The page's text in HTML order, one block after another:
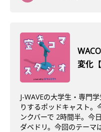
変化
J-WAVEの大学生・専門
りするポッドキャスト。
ンクバーで 2時間半。今
ダベドリ。今回のテーマ